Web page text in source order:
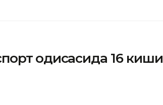
ҳодисасида 16 киши